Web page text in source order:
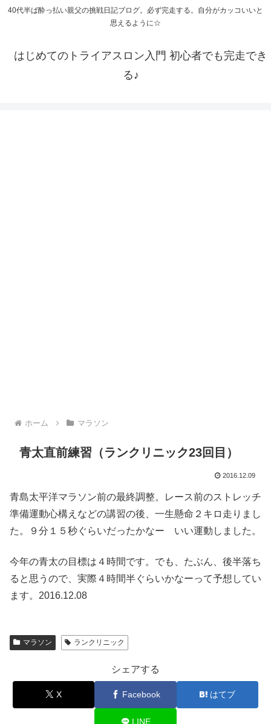
40代半ば酔っ払い親父の挑戦日記ブログ。必ず完走する。自分がカッコいいと
思えるように☆
はじめてのトライアスロン入門 初心者でも完走でき
る♪
ホーム マラソン
青太直前練習（ランクリニック23回目）
2016.12.09
青島太平洋マラソン前の最終調整。レース前のストレッチ
準備運動心構えなどの講習の後、一生懸命２キロ走りまし
た。９分１５秒ぐらいだったかなー いい運動しました。
今年の青太の目標は４時間です。でも、たぶん、後半落ち
ると思うので、実際４時間半ぐらいかなーって予想してい
ます。2016.12.08
マラソン ランクリニック
シェアする
X Facebook はてブ
LINE